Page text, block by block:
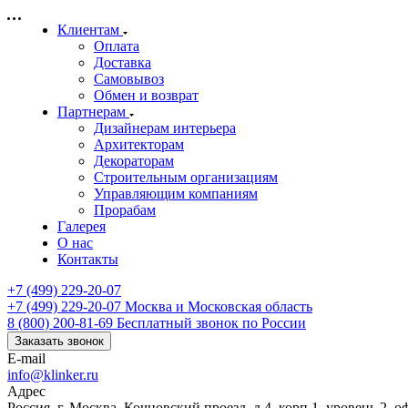
Клиентам
Оплата
Доставка
Самовывоз
Обмен и возврат
Партнерам
Дизайнерам интерьера
Архитекторам
Декораторам
Строительным организациям
Управляющим компаниям
Прорабам
Галерея
О нас
Контакты
+7 (499) 229-20-07
+7 (499) 229-20-07 Москва и Московская область
8 (800) 200-81-69 Бесплатный звонок по России
Заказать звонок
E-mail
info@klinker.ru
Адрес